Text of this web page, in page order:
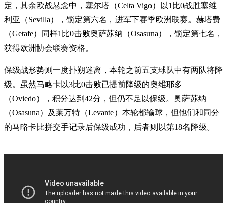
定，其余欧战悬念中，塞尔塔（Celta Vigo）以1比0战胜塞维
利亚（Sevilla），锁定第六名，进军下赛季欧洲联赛。赫塔费
（Getafe）同样1比0击败奥萨苏纳（Osasuna），锁定第七名，
获得欧洲协会联赛资格。
保级战形势则一度扑朔迷离，本轮之前五支球队中有两队将降
级。虽然马略卡以3比0击败已提前降级的奥维耶多
（Oviedo），积分达到42分，但仍不足以保级。奥萨苏纳
（Osasuna）及莱万特（Levante）本轮都输球，但他们和同分
的马略卡比拼交手记录后保级成功，后者则以第18名降级。